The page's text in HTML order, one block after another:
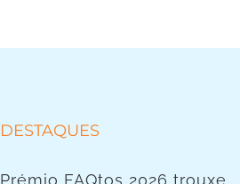
DESTAQUES
Prémio FAQtos 2026 trouxe